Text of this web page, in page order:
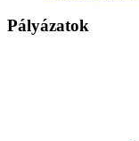
Pályázatok